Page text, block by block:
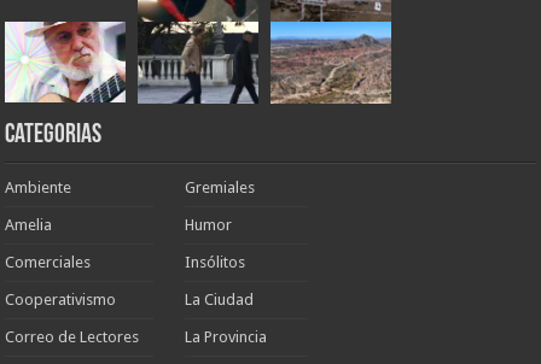
Categorias
Ambiente
Amelia
Comerciales
Cooperativismo
Correo de Lectores
Gremiales
Humor
Insólitos
La Ciudad
La Provincia